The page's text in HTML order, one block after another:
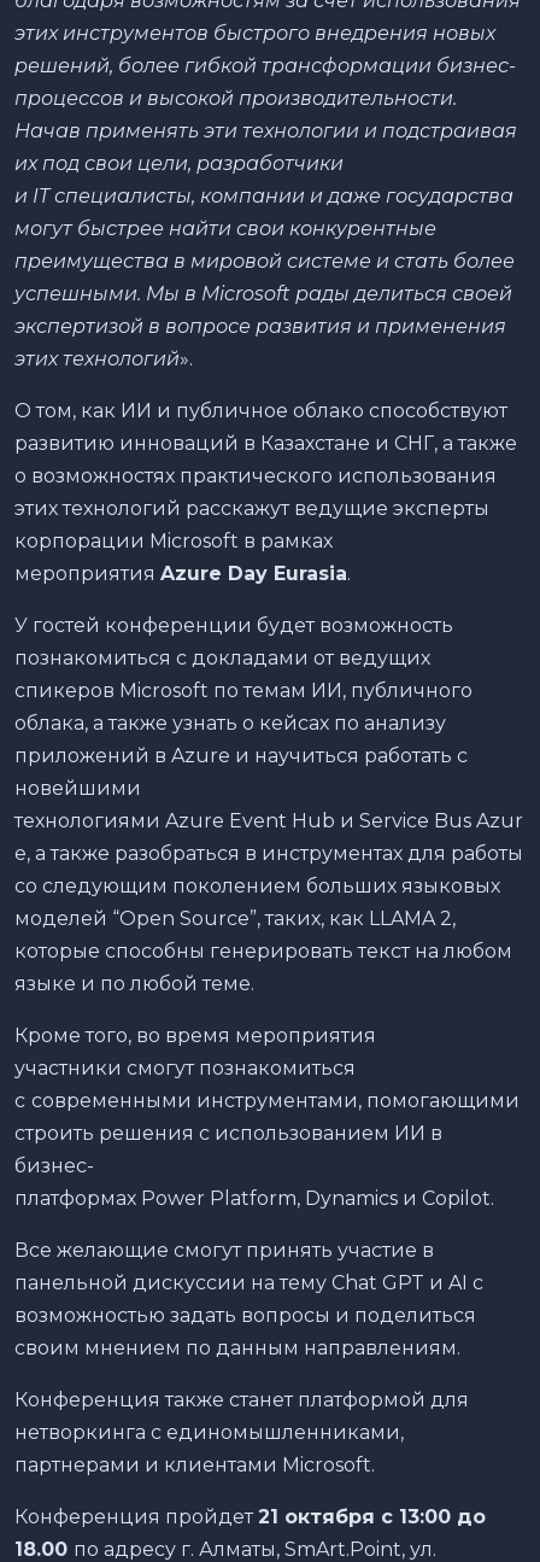
этих инструментов быстрого внедрения новых
решений, более гибкой трансформации бизнес-
процессов и высокой производительности.
Начав применять эти технологии и подстраивая
их под свои цели, разработчики
и ITспециалисты, компании и даже государства
могут быстрее найти свои конкурентные
преимущества в мировой системе и стать более
успешными. Мы в Microsoft рады делиться своей
экспертизой в вопросе развития и применения
этих технологий».
О том, как ИИ и публичное облако способствуют
развитию инноваций в Казахстане и СНГ, а также
о возможностях практического использования
этих технологий расскажут ведущие эксперты
корпорации Microsoft в рамках
мероприятия Azure Day Eurasia.
У гостей конференции будет возможность
познакомиться с докладами от ведущих
спикеров Microsoft по темам ИИ, публичного
облака, а также узнать о кейсах по анализу
приложений в Azure и научиться работать с
новейшими
технологиями Azure Event Hub и Service Bus Azur
e, а также разобраться в инструментах для работы
со следующим поколением больших языковых
моделей “Open Source”, таких, как LLAMA 2,
которые способны генерировать текст на любом
языке и по любой теме.
Кроме того, во время мероприятия
участники смогут познакомиться
с современными инструментами, помогающими
строить решения с использованием ИИ в
бизнес-
платформах Power Platform, Dynamics и Copilot.
Все желающие смогут принять участие в
панельной дискуссии на тему Chat GPT и AI с
возможностью задать вопросы и поделиться
своим мнением по данным направлениям.
Конференция также станет платформой для
нетворкинга с единомышленниками,
партнерами и клиентами Microsoft.
Конференция пройдет21 октября с 13:00 до
18.00 по адресу г. Алматы, SmArt.Point, ул.